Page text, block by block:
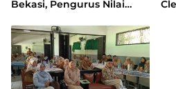
Bekasi, Pengurus Nilai
Berdasar